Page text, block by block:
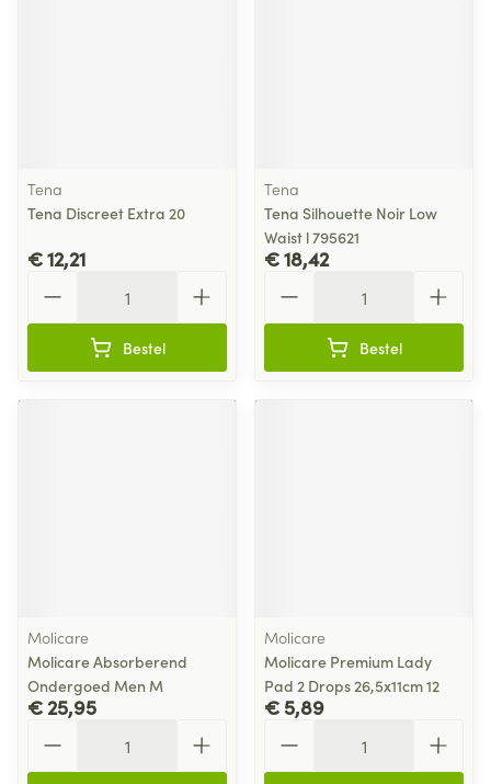
Tena
Tena Discreet Extra 20
€ 12,21
Bestel
Tena
Tena Silhouette Noir Low
Waist l 795621
€ 18,42
Bestel
Molicare
Molicare Absorberend
Ondergoed Men M
€ 25,95
Molicare
Molicare Premium Lady
Pad 2 Drops 26,5x11cm 12
€ 5,89